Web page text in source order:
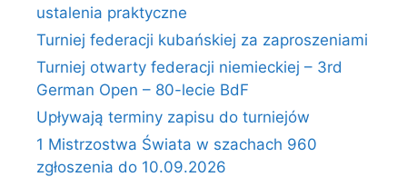
ustalenia praktyczne
Turniej federacji kubańskiej za zaproszeniami
Turniej otwarty federacji niemieckiej – 3rd
German Open – 80-lecie BdF
Upływają terminy zapisu do turniejów
1 Mistrzostwa Świata w szachach 960
zgłoszenia do 10.09.2026